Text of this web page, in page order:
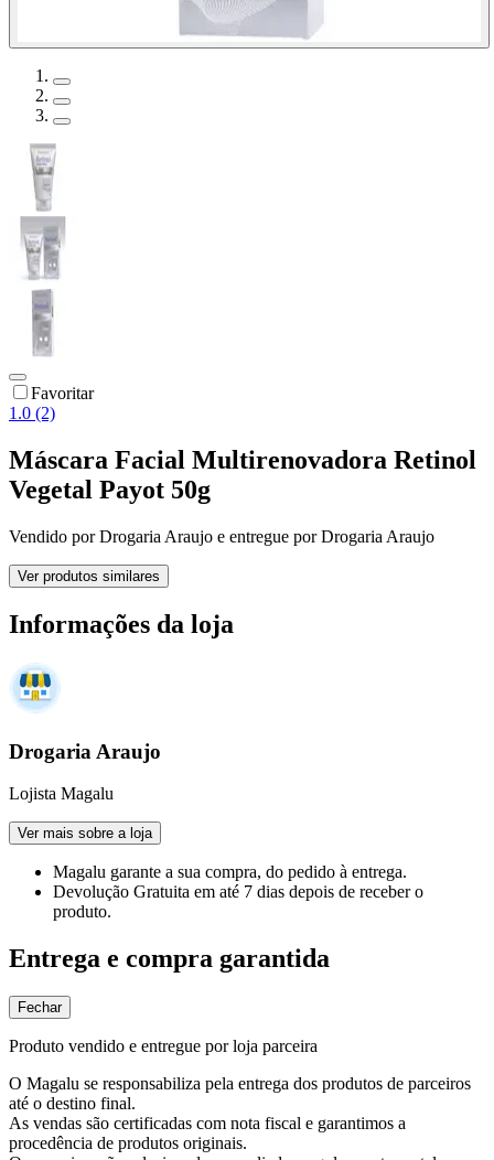
Favoritar
1.0 (2)
Máscara Facial Multirenovadora Retinol
Vegetal Payot 50g
Vendido porDrogaria Araujo e entregue por Drogaria Araujo
Ver produtos similares
Informações da loja
Drogaria Araujo
Lojista Magalu
Ver mais sobre a loja
Magalu garante a sua compra, do pedido à entrega.
Devolução Gratuita em até 7 dias depois de receber o
produto.
Entrega e compra garantida
Fechar
Produto vendido e entregue por loja parceira
O Magalu se responsabiliza pela entrega dos produtos de parceiros
até o destino final.
As vendas são certificadas com nota fiscal e garantimos a
procedência de produtos originais.